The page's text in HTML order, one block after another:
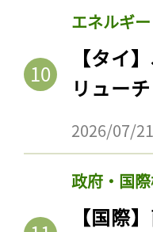
エネルギ
【タイ
リュー
2026/07/21
政府・国
【国際